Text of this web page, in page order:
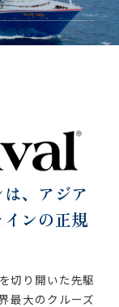
、 アジア
ンの正規
切り開いた先駆
最大のクルーズ